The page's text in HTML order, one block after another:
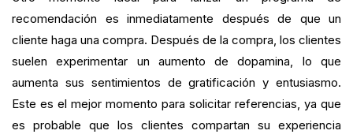
recomendación es inmediatamente después de que un
cliente haga una compra. Después de la compra, los clientes
suelen experimentar un aumento de dopamina, lo que
aumenta sus sentimientos de gratificación y entusiasmo.
Este es el mejor momento para solicitar referencias, ya que
es probable que los clientes compartan su experiencia